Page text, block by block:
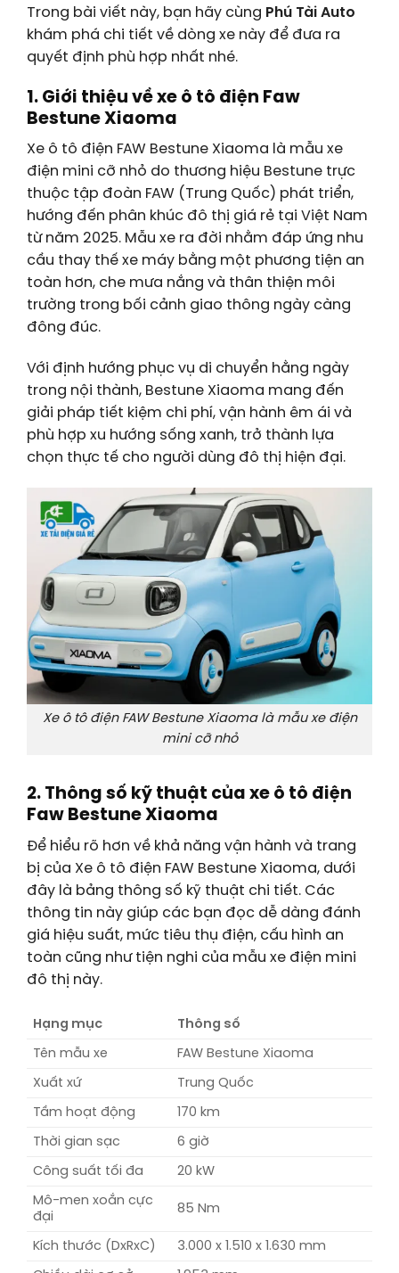
Trong bài viết này, bạn hãy cùng Phú Tài Auto
khám phá chi tiết về dòng xe này để đưa ra
quyết định phù hợp nhất nhé.
1. Giới thiệu về xe ô tô điện Faw
Bestune Xiaoma
Xe ô tô điện FAW Bestune Xiaoma là mẫu xe
điện mini cỡ nhỏ do thương hiệu Bestune trực
thuộc tập đoàn FAW (Trung Quốc) phát triển,
hướng đến phân khúc đô thị giá rẻ tại Việt Nam
từ năm 2025. Mẫu xe ra đời nhằm đáp ứng nhu
cầu thay thế xe máy bằng một phương tiện an
toàn hơn, che mưa nắng và thân thiện môi
trường trong bối cảnh giao thông ngày càng
đông đúc.
Với định hướng phục vụ di chuyển hằng ngày
trong nội thành, Bestune Xiaoma mang đến
giải pháp tiết kiệm chi phí, vận hành êm ái và
phù hợp xu hướng sống xanh, trở thành lựa
chọn thực tế cho người dùng đô thị hiện đại.
Xe ô tô điện FAW Bestune Xiaoma là mẫu xe điện
mini cỡ nhỏ
2. Thông số kỹ thuật của xe ô tô điện
Faw Bestune Xiaoma
Để hiểu rõ hơn về khả năng vận hành và trang
bị của Xe ô tô điện FAW Bestune Xiaoma, dưới
đây là bảng thông số kỹ thuật chi tiết. Các
thông tin này giúp các bạn đọc dễ dàng đánh
giá hiệu suất, mức tiêu thụ điện, cấu hình an
toàn cũng như tiện nghi của mẫu xe điện mini
đô thị này.
Hạng mục Thông số
Tên mẫu xe FAW Bestune Xiaoma
Xuất xứ Trung Quốc
Tầm hoạt động 170 km
Thời gian sạc 6 giờ
Công suất tối đa 20 kW
Mô-men xoắn cực
đại
85 Nm
Kích thước (DxRxC) 3.000 x 1.510 x 1.630 mm